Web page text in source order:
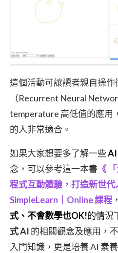
這個活動可讓讀者親自操
（Recurrent Neural
temperature 高低值的應用
的人非常適合。
如果大家想要多了解一些AI
念，可以參考這一本書 《
程式互動體驗，打造新世
SimpleLearn｜Online 課程
式、不會數學也OK!的情況
式 AI 的相關觀念及應用，
入門知識，更是培養 AI 素